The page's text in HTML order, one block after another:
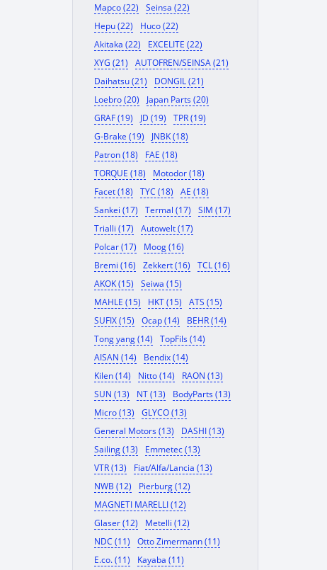
Mapco (22)
Seinsa (22)
Hepu (22)
Huco (22)
Akitaka (22)
EXCELITE (22)
XYG (21)
AUTOFREN/SEINSA (21)
Daihatsu (21)
DONGIL (21)
Loebro (20)
Japan Parts (20)
GRAF (19)
JD (19)
TPR (19)
G-Brake (19)
JNBK (18)
Patron (18)
FAE (18)
TORQUE (18)
Motodor (18)
Facet (18)
TYC (18)
AE (18)
Sankei (17)
Termal (17)
SIM (17)
Trialli (17)
Autowelt (17)
Polcar (17)
Moog (16)
Bremi (16)
Zekkert (16)
TCL (16)
AKOK (15)
Seiwa (15)
MAHLE (15)
HKT (15)
ATS (15)
SUFIX (15)
Ocap (14)
BEHR (14)
Tong yang (14)
TopFils (14)
AISAN (14)
Bendix (14)
Kilen (14)
Nitto (14)
RAON (13)
SUN (13)
NT (13)
BodyParts (13)
Micro (13)
GLYCO (13)
General Motors (13)
DASHI (13)
Sailing (13)
Emmetec (13)
VTR (13)
Fiat/Alfa/Lancia (13)
NWB (12)
Pierburg (12)
MAGNETI MARELLI (12)
Glaser (12)
Metelli (12)
NDC (11)
Otto Zimermann (11)
E.co. (11)
Kayaba (11)